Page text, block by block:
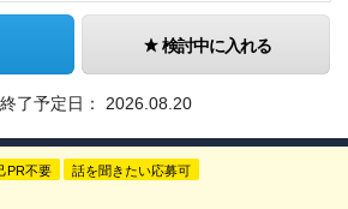
検討中に入れる
了予定日： 2026.08.20
PR不要 話を聞きたい応募可